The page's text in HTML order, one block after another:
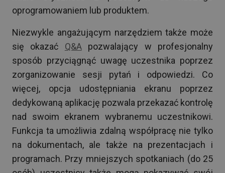
oprogramowaniem lub produktem.
Niezwykle angażującym narzędziem także może
się okazać Q&Apozwalający w profesjonalny
sposób przyciągnąć uwagę uczestnika poprzez
zorganizowanie sesji pytań i odpowiedzi. Co
więcej, opcja udostępniania ekranu poprzez
dedykowaną aplikację pozwala przekazać kontrolę
nad swoim ekranem wybranemu uczestnikowi.
Funkcja ta umożliwia zdalną współpracę nie tylko
na dokumentach, ale także na prezentacjach i
programach. Przy mniejszych spotkaniach (do 25